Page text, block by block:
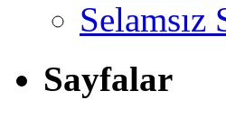
Sayfalar